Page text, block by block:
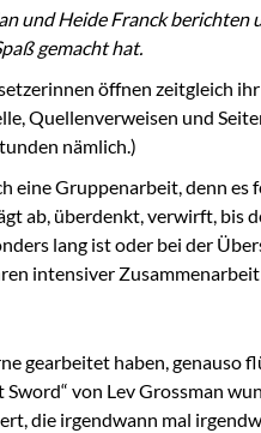
und Heide Franck berichten
gemacht hat.
öffnen zeitgleich
Quellenverweisen und
nämlich.)
eine Gruppenarbeit, denn
ab, überdenkt, verwirft, bis
lang ist oder bei der
intensiver
gearbeitet haben,
von Lev Grossman
die irgendwann mal